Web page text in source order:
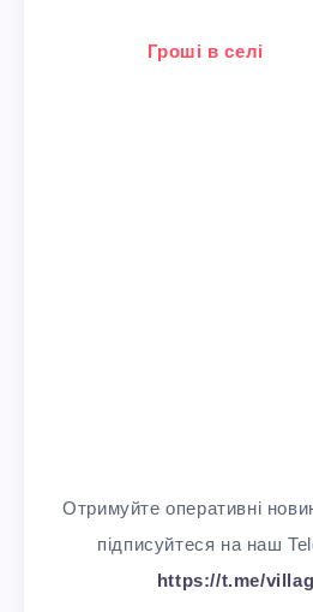
У зв'язку з тим, що
Гроші в селі
Отримуйте оперативні
підписуйтеся на наш
https://t.me/